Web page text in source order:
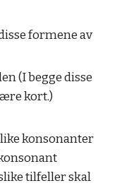
formene av
(I begge disse
kort.)
konsonanter
tilfeller skal